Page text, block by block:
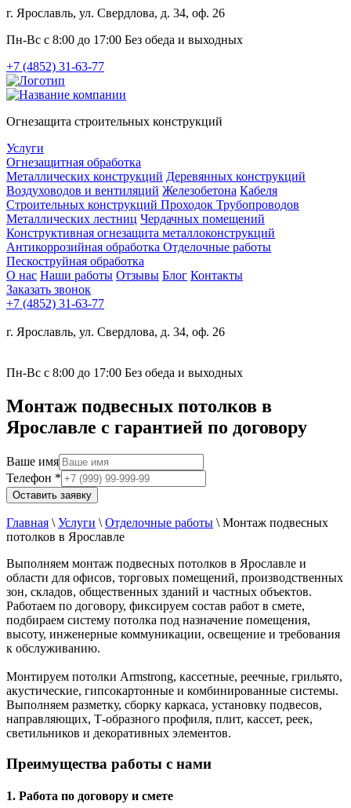
г. Ярославль, ул. Свердлова, д. 34, оф. 26
Пн-Вс с 8:00 до 17:00 Без обеда и выходных
+7 (4852) 31-63-77
Огнезащита строительных конструкций
Услуги
Огнезащитная обработка
Металлических конструкций Деревянных конструкций
Воздуховодов и вентиляций Железобетона Кабеля
Строительных конструкций Проходок Трубопроводов
Металлических лестниц Чердачных помещений
Конструктивная огнезащита металлоконструкций
Антикоррозийная обработка Отделочные работы
Пескоструйная обработка
О нас Наши работы Отзывы Блог Контакты
Заказать звонок
+7 (4852) 31-63-77
г. Ярославль, ул. Свердлова, д. 34, оф. 26
Пн-Вс с 8:00 до 17:00 Без обеда и выходных
Монтаж подвесных потолков в
Ярославле с гарантией по договору
Ваше имя
Телефон *
Оставить заявку
Главная \ Услуги \ Отделочные работы \ Монтаж подвесных
потолков в Ярославле
Выполняем монтаж подвесных потолков в Ярославле и
области для офисов, торговых помещений, производственных
зон, складов, общественных зданий и частных объектов.
Работаем по договору, фиксируем состав работ в смете,
подбираем систему потолка под назначение помещения,
высоту, инженерные коммуникации, освещение и требования
к обслуживанию.
Монтируем потолки Armstrong, кассетные, реечные, грильято,
акустические, гипсокартонные и комбинированные системы.
Выполняем разметку, сборку каркаса, установку подвесов,
направляющих, Т-образного профиля, плит, кассет, реек,
светильников и декоративных элементов.
Преимущества работы с нами
1. Работа по договору и смете